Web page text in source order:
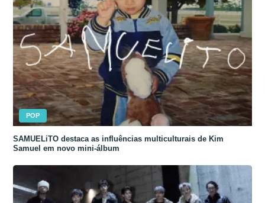
POP
SAMUELiTO destaca as influências multiculturais de Kim
Samuel em novo mini-álbum